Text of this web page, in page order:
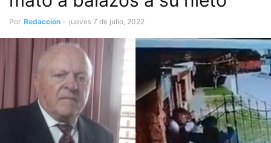
Por Redacción - jueves 7 de julio, 2022